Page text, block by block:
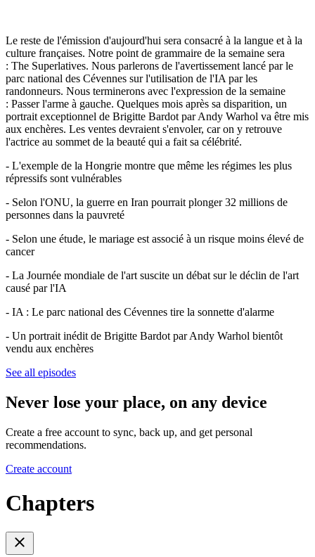
Le reste de l'émission d'aujourd'hui sera consacré à la langue et à la
culture françaises. Notre point de grammaire de la semaine sera
: The Superlatives. Nous parlerons de l'avertissement lancé par le
parc national des Cévennes sur l'utilisation de l'IA par les
randonneurs. Nous terminerons avec l'expression de la semaine
: Passer l'arme à gauche. Quelques mois après sa disparition, un
portrait exceptionnel de Brigitte Bardot par Andy Warhol va être mis
aux enchères. Les ventes devraient s'envoler, car on y retrouve
l'actrice au sommet de la beauté qui a fait sa célébrité.
- L'exemple de la Hongrie montre que même les régimes les plus
répressifs sont vulnérables
- Selon l'ONU, la guerre en Iran pourrait plonger 32 millions de
personnes dans la pauvreté
- Selon une étude, le mariage est associé à un risque moins élevé de
cancer
- La Journée mondiale de l'art suscite un débat sur le déclin de l'art
causé par l'IA
- IA : Le parc national des Cévennes tire la sonnette d'alarme
- Un portrait inédit de Brigitte Bardot par Andy Warhol bientôt
vendu aux enchères
See all episodes
Never lose your place, on any device
Create a free account to sync, back up, and get personal
recommendations.
Create account
Chapters